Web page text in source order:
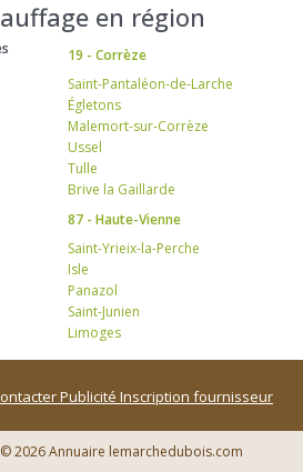
en région
19 - Corrèze
Saint-Pantaléon-de-Larche
Égletons
Malemort-sur-Corrèze
Ussel
Tulle
Brive la Gaillarde
87 - Haute-Vienne
Saint-Yrieix-la-Perche
Isle
Panazol
Saint-Junien
Limoges
Publicité Inscription fournisseur
2026 Annuaire lemarchedubois.com